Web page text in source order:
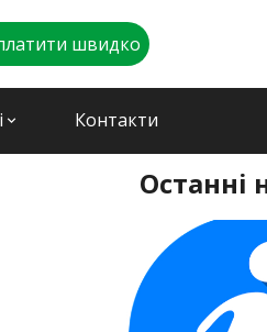
keyboard_arrow_down Контакти
швидко
Останні